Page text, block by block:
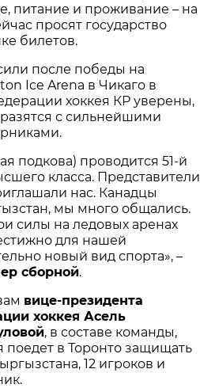
питание и проживание – на
просят государство
билетов.
после победы на
Ice Arena в Чикаго в
хоккея КР уверены,
с сильнейшими
подкова) проводится 51-й
класса. Представители
нас. Канадцы
мы много общались.
силы на ледовых аренах
для нашей
новый вид спорта», –
сборной.
вице-президента
хоккея Асель
, в составе команды,
поедет в Торонто защищать
12 игроков и